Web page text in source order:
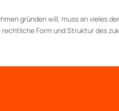
gründen will, muss an vieles
Form und Struktur des